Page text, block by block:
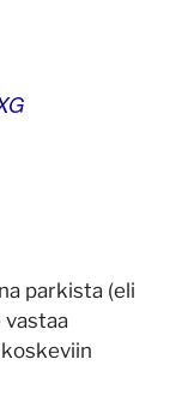
parkista (eli
vastaa